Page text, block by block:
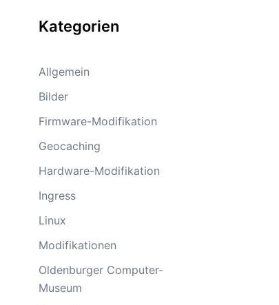
Kategorien
Allgemein
Bilder
Firmware-Modifikation
Geocaching
Hardware-Modifikation
Ingress
Linux
Modifikationen
Oldenburger Computer-
Museum